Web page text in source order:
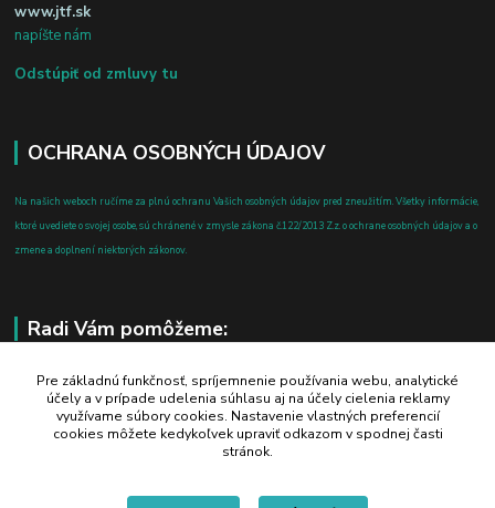
www.jtf.sk
napíšte nám
Odstúpiť od zmluvy tu
OCHRANA OSOBNÝCH ÚDAJOV
Na našich weboch ručíme za plnú ochranu Vašich osobných údajov pred zneužitím. Všetky informácie,
ktoré uvediete o svojej osobe, sú chránené v zmysle zákona č.122/2013 Z.z. o ochrane osobných údajov a o
zmene a doplnení niektorých zákonov.
Radi Vám pomôžeme:
+421 908 700 612
po-pia: 8.00 - 16.00
business@jtf.sk
Pre základnú funkčnosť, spríjemnenie používania webu, analytické
účely a v prípade udelenia súhlasu aj na účely cielenia reklamy
využívame súbory cookies. Nastavenie vlastných preferencií
cookies môžete kedykoľvek upraviť odkazom v spodnej časti
stránok.